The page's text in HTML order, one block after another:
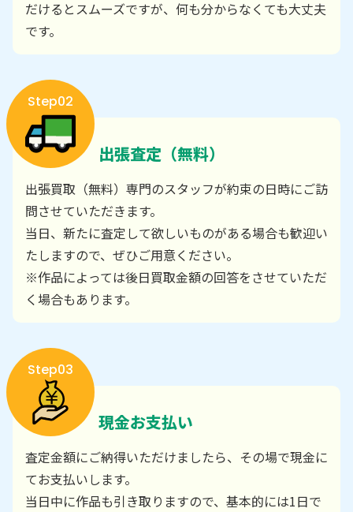
だけるとスムーズですが、何も分からなくても大丈夫
です。
Step02
出張査定（無料）
出張買取（無料）専門のスタッフが約束の日時にご訪
問させていただきます。
当日、新たに査定して欲しいものがある場合も歓迎い
たしますので、ぜひご用意ください。
※作品によっては後日買取金額の回答をさせていただ
く場合もあります。
Step03
現金お支払い
査定金額にご納得いただけましたら、その場で現金に
てお支払いします。
当日中に作品も引き取りますので、基本的には1日で